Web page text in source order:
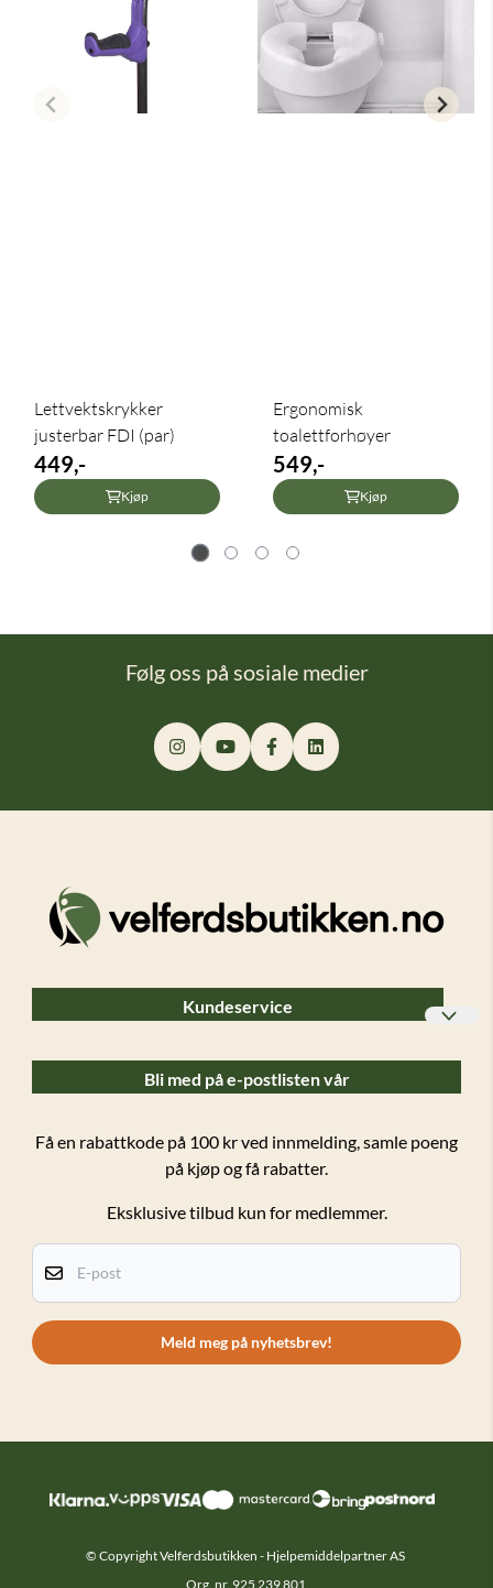
Lettvektskrykker
justerbar FDI (par)
449,-
Kjøp
Ergonomisk
toalettforhøyer
549,-
Kjøp
Følg oss på sosiale medier
Kundeservice
Ofte stilte spørsmål (FAQ)
Forsendelser og retur
Salgsbetingelser
Personvern
Kundeklubb
Bli med på e-postlisten vår
Få en rabattkode på 100 kr ved innmelding, samle poeng
på kjøp og få rabatter.
Eksklusive tilbud kun for medlemmer.
Meld meg på nyhetsbrev!
© Copyright Velferdsbutikken - Hjelpemiddelpartner AS
Org. nr. 925 239 801